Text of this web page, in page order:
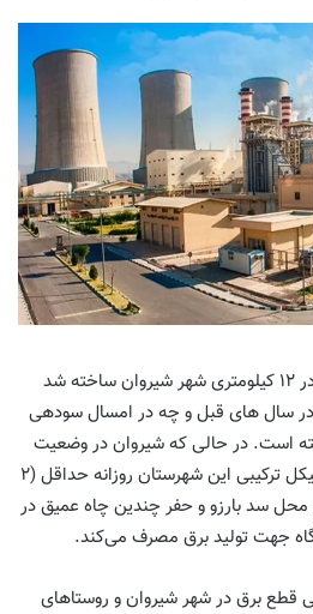
این نیروگاه در شمال خراسان در ١٢ کیلومتری شهر شیروان ساخته شد
در سال های قبل و چه در امسال سودهی
است. در حالی که شیروان در وضعیت
بحرانی آب قرار دارد نیروگاه سیکل ترکیبی این شهرستان روزانه حداقل (٢
آب از محل سد بارزو و حفر چندین چاه عمیق در
جهت تولید برق مصرف می‌کند.
قطع برق در شهر شیروان و روستاهای